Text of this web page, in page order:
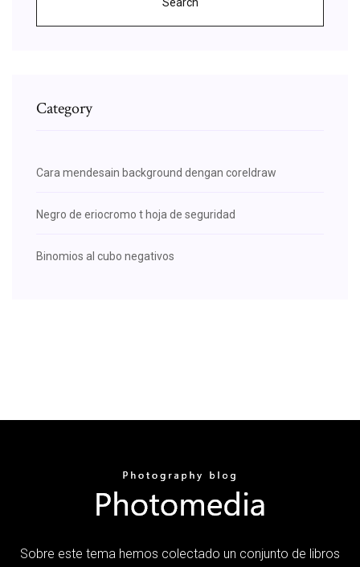
Category
Cara mendesain background dengan coreldraw
Negro de eriocromo t hoja de seguridad
Binomios al cubo negativos
Sobre este tema hemos colectado un conjunto de libros